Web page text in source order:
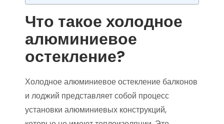
Что такое холодное
алюминиевое
остекление?
Холодное алюминиевое остекление балконов
и лоджий представляет собой процесс
установки алюминиевых конструкций,